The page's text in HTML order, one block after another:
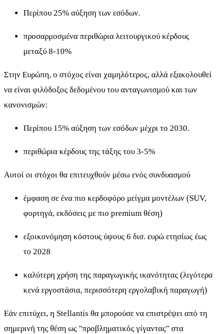
Περίπου 25% αύξηση των εσόδων.
προσαρμοσμένα περιθώρια λειτουργικού κέρδους
μεταξύ 8-10%
Στην Ευρώπη, ο στόχος είναι χαμηλότερος, αλλά εξακολουθεί
να είναι φιλόδοξος δεδομένου του ανταγωνισμού και των
κανονισμών:
Περίπου 15% αύξηση των εσόδων μέχρι το 2030.
περιθώρια κέρδους της τάξης του 3-5%
Αυτοί οι στόχοι θα επιτευχθούν μέσω ενός συνδυασμού
έμφαση σε ένα πιο κερδοφόρο μείγμα μοντέλων (SUV,
φορτηγά, εκδόσεις με πιο premium θέση)
εξοικονόμηση κόστους ύψους 6 δισ. ευρώ ετησίως έως
το 2028
καλύτερη χρήση της παραγωγικής ικανότητας (λιγότερα
κενά εργοστάσια, περισσότερη εργολαβική παραγωγή)
Εάν επιτύχει, η Stellantis θα μπορούσε να επιστρέψει από τη
σημερινή της θέση ως "προβληματικός γίγαντας" στα